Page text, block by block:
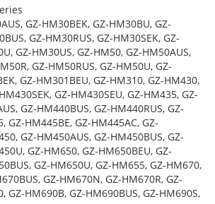
GZ-HM30BEK, GZ-HM30BU, GZ-
GZ-HM30RUS, GZ-HM30SEK, GZ-
GZ-HM30US, GZ-HM50, GZ-HM50AUS,
GZ-HM50RUS, GZ-HM50U, GZ-
GZ-HM301BEU, GZ-HM310, GZ-HM430,
GZ-HM430SEU, GZ-HM435, GZ-
GZ-HM440BUS, GZ-HM440RUS, GZ-
GZ-HM445BE, GZ-HM445AC, GZ-
GZ-HM450AUS, GZ-HM450BUS, GZ-
GZ-HM650, GZ-HM650BEU, GZ-
GZ-HM650U, GZ-HM655, GZ-HM670,
GZ-HM670N, GZ-HM670R, GZ-
GZ-HM690B, GZ-HM690BUS, GZ-HM690S,